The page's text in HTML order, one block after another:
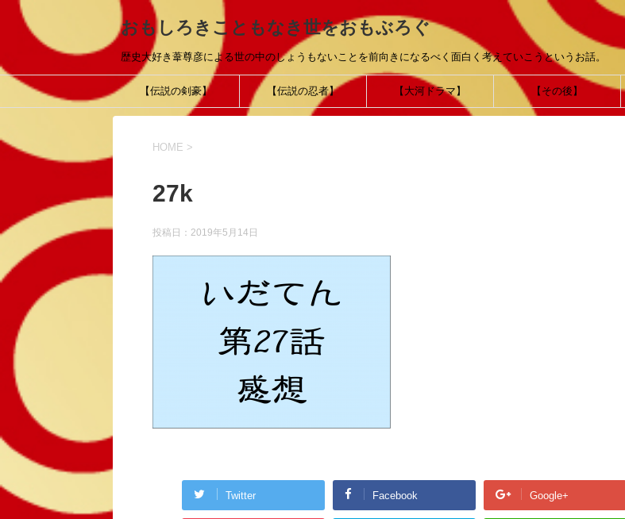
おもしろきこともなき世をおもぶろぐ
歴史大好き葦尊彦による世の中のしょうもないことを前向きになるべく面白く考えていこうというお話。
【伝説の剣豪】 【伝説の忍者】 【大河ドラマ】 【その後】
HOME >
27k
投稿日： 2019年5月14日
Twitter Facebook Google+